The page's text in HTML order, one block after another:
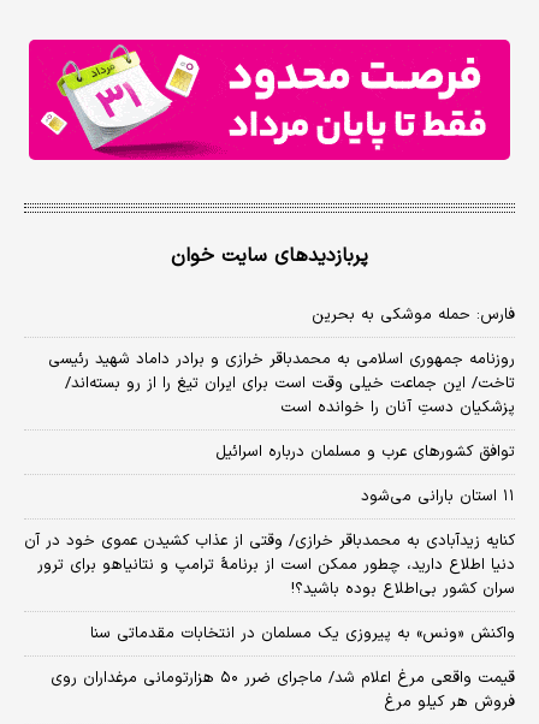
پربازدیدهای سایت خوان
فارس: حمله موشکی به بحرین
روزنامه جمهوری اسلامی به محمدباقر خرازی و برادر داماد شهید رئیسی
تاخت/ این جماعت خیلی وقت است برای ایران تیغ را از رو بسته‌اند/
پزشکیان دستِ آنان را خوانده است
توافق کشورهای عرب و مسلمان درباره اسرائیل
۱۱ استان بارانی می‌شود
کنایه زیدآبادی به محمدباقر خرازی/ وقتی از عذاب کشیدن عموی خود در آن
دنیا اطلاع دارید، چطور ممکن است از برنامهٔ ترامپ و نتانیاهو برای ترور
سران کشور بی‌اطلاع بوده باشید؟!
واکنش «ونس» به پیروزی یک مسلمان در انتخابات مقدماتی سنا
قیمت واقعی مرغ اعلام شد/ ماجرای ضرر ۵۰ هزارتومانی مرغداران روی
فروش هر کیلو مرغ